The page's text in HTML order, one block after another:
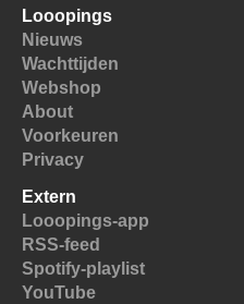
Looopings
Nieuws
Wachttijden
Webshop
About
Voorkeuren
Privacy
Extern
Looopings-app
RSS-feed
Spotify-playlist
YouTube